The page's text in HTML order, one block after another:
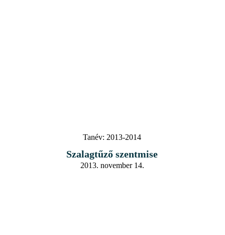
Tanév: 2013-2014
Szalagtűző szentmise
2013. november 14.